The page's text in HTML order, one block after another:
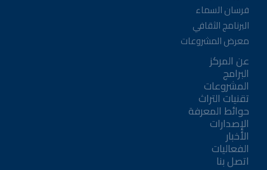
فرسان السماء
البرنامج الثقافي
معرض المشروعات
عن المركز
البرامج
المشروعات
تقنيات التراث
حوائط المعرفة
الإصدارات
الأخبار
الفعاليات
اتصل بنا